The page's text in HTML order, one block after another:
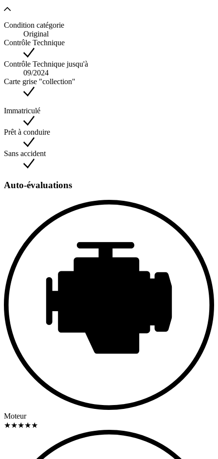
Condition catégorie
Original
Contrôle Technique
Contrôle Technique jusqu'à
09/2024
Carte grise "collection"
Immatriculé
Prêt à conduire
Sans accident
Auto-évaluations
Moteur
★★★★★